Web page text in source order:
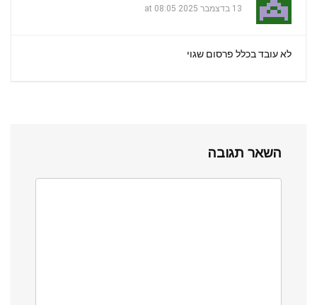
13 בדצמבר 2025 at 08:05
לא עובד בכלל פרסום שגוי
השאר תגובה